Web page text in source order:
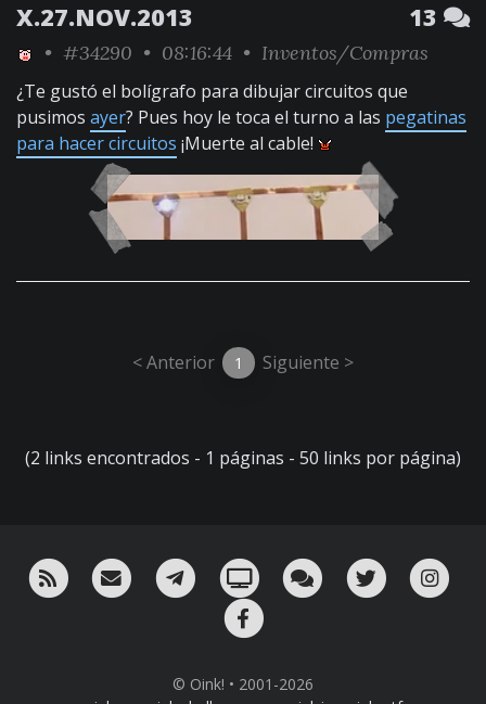
X.27.NOV.2013 13
• #34290 • 08:16:44 • Inventos/Compras
¿Te gustó el bolígrafo para dibujar circuitos que
pusimos ayer? Pues hoy le toca el turno a las pegatinas
para hacer circuitos ¡Muerte al cable!
< Anterior 1 Siguiente >
(2 links encontrados - 1 páginas - 50 links por página)
RSS ¡Mándame un email!¡Nuestro canal en Telegram!
Oink! TV Charla con nosotros
Twitter
© Oink! • 2001-2026